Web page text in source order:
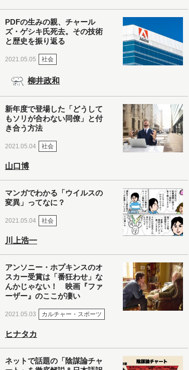
PDFの生みの親、チャール
ズ・ゲシキ氏死去。その技術
と歴史を振り返る
2021.05.05 社会
柳井政和
新年度で登場した「どうして
もソリが合わない同僚」と付
き合う方法
2021.05.04 社会
山口博
マンガでわかる「ウイルスの
変異」ってなに？
2021.05.04 社会
川上浩一
アンソニー・ホプキンスのオ
スカー受賞は「番狂わせ」な
んかじゃない！ 映画『ファ
ーザー』のここが凄い
2021.05.03 カルチャー・スポーツ
ヒナタカ
ネットで話題の「陰謀論チャ